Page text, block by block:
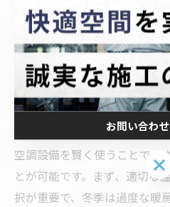
期費用の負担を軽減でき、導
す。実際に補助金を利用した
万円の支援を受けて交換を
数年以内に元が取れるケー
空調設備で実現できる賢い
空調設備を賢く使うことで、
とが可能です。まず、適切な
択が重要で、冬季は過度な暖
お問い合わ
お問い合わ